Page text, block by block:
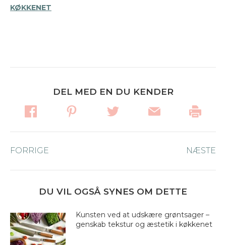
KØKKENET
DEL MED EN DU KENDER
navigation
FORRIGE NÆSTE
DU VIL OGSÅ SYNES OM DETTE
Kunsten ved at udskære grøntsager –
genskab tekstur og æstetik i køkkenet